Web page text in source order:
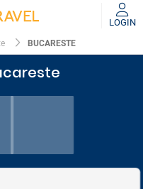
LOGIN
BUCARESTE